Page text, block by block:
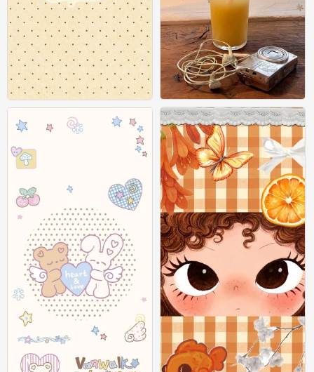
壁纸
0
壁纸
0